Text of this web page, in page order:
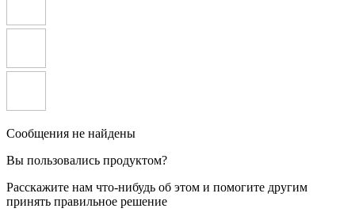
Сообщения не найдены
Вы пользовались продуктом?
Расскажите нам что-нибудь об этом и помогите другим
принять правильное решение